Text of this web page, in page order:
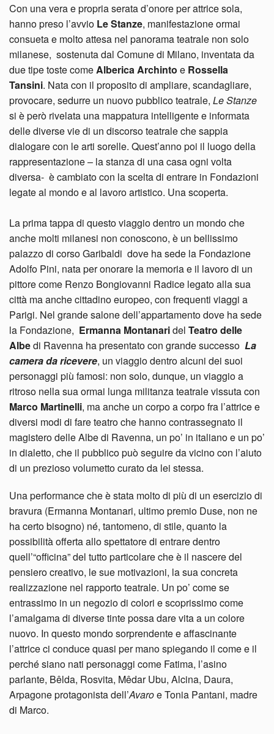
Con una vera e propria serata d’onore per attrice sola,
hanno preso l’avvio Le Stanze, manifestazione ormai
consueta e molto attesa nel panorama teatrale non solo
milanese, sostenuta dal Comune di Milano, inventata da
due tipe toste comeAlberica Archinto e Rossella
Tansini. Nata con il proposito di ampliare, scandagliare,
provocare, sedurre un nuovo pubblico teatrale, Le Stanze
si è però rivelata una mappatura intelligente e informata
delle diverse vie di un discorso teatrale che sappia
dialogare con le arti sorelle. Quest’anno poi il luogo della
rappresentazione – la stanza di una casa ogni volta
diversa- è cambiato con la scelta di entrare in Fondazioni
legate al mondo e al lavoro artistico. Una scoperta.
La prima tappa di questo viaggio dentro un mondo che
anche molti milanesi non conoscono, è un bellissimo
palazzo di corso Garibaldi dove ha sede la Fondazione
Adolfo Pini, nata per onorare la memoria e il lavoro di un
pittore come Renzo Bongiovanni Radice legato alla sua
città ma anche cittadino europeo, con frequenti viaggi a
Parigi. Nel grande salone dell’appartamento dove ha sede
la Fondazione, Ermanna Montanaridel Teatro delle
Albedi Ravenna ha presentato con grande successo La
camera da ricevere, un viaggio dentro alcuni dei suoi
personaggi più famosi: non solo, dunque, un viaggio a
ritroso nella sua ormai lunga militanza teatrale vissuta con
Marco Martinelli, ma anche un corpo a corpo fra l’attrice e
diversi modi di fare teatro che hanno contrassegnato il
magistero delle Albe di Ravenna, un po’ in italiano e un po’
in dialetto, che il pubblico può seguire da vicino con l’aiuto
di un prezioso volumetto curato da lei stessa.
Una performance che è stata molto di più di un esercizio di
bravura (Ermanna Montanari, ultimo premio Duse, non ne
ha certo bisogno) né, tantomeno, di stile, quanto la
possibilità offerta allo spettatore di entrare dentro
quell’“officina” del tutto particolare che è il nascere del
pensiero creativo, le sue motivazioni, la sua concreta
realizzazione nel rapporto teatrale. Un po’ come se
entrassimo in un negozio di colori e scoprissimo come
l’amalgama di diverse tinte possa dare vita a un colore
nuovo. In questo mondo sorprendente e affascinante
l’attrice ci conduce quasi per mano spiegando il come e il
perché siano nati personaggi come Fatima, l’asino
parlante, Bêlda, Rosvita, Mêdar Ubu, Alcina, Daura,
Arpagone protagonista dell’Avaroe Tonia Pantani, madre
di Marco.